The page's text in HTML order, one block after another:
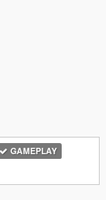
GAMEPLAY